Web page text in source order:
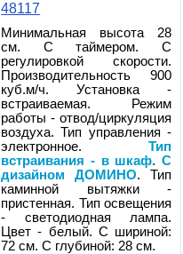
48117
Минимальная высота 28
см. С таймером. С
регулировкой скорости.
Производительность 900
куб.м/ч. Установка -
встраиваемая. Режим
работы - отвод/циркуляция
воздуха. Тип управления -
электронное.Тип
встраивания - в шкаф.С
дизайном ДОМИНО. Тип
каминной вытяжки -
пристенная. Тип освещения
- светодиодная лампа.
Цвет - белый. С шириной:
72 см. С глубиной: 28 см.